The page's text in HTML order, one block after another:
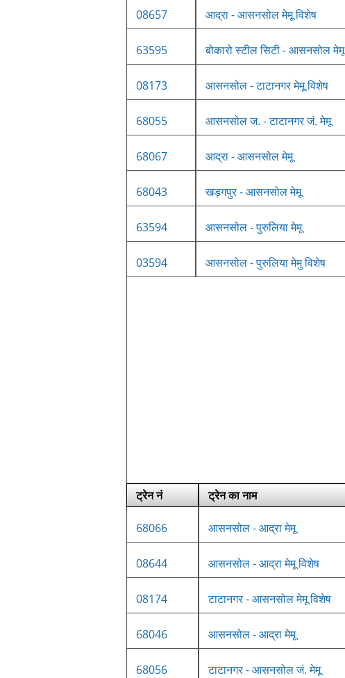
08657 आद्रा - आसनसोल मेमू विशेष
63595 बोकारो स्टील सिटी - आसनसोल मेमू
08173 आसनसोल - टाटानगर मेमू विशेष
68055 आसनसोल ज. - टाटानगर जं. मेमू
68067 आद्रा - आसनसोल मेमू
68043 खड़गपुर - आसनसोल मेमू
63594 आसनसोल - पुरुलिया मेमू
03594 आसनसोल - पुरुलिया मेमु विशेष
ट्रेन नं ट्रेन का नाम
68066 आसनसोल - आद्रा मेमू
08644 आसनसोल - आद्रा मेमू विशेष
08174 टाटानगर - आसनसोल मेमू विशेष
68046 आसनसोल - आद्रा मेमू
68056 टाटानगर - आसनसोल जं. मेमू